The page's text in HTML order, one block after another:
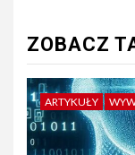
ZOBACZ
ARTYKUŁY